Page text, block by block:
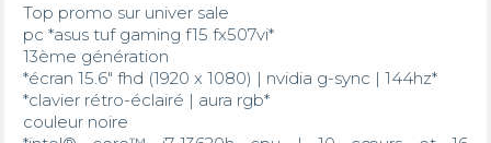
Top promo sur univer sale
pc *asus tuf gaming f15 fx507vi*
13ème génération
*écran 15.6" fhd (1920 x 1080) | nvidia g-sync | 144hz*
*clavier rétro-éclairé | aura rgb*
couleur noire